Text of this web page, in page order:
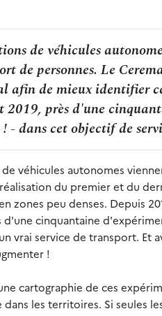
de véhicules
de personnes. Le
afin de mieux identifier
près d'une
- dans cet objectif de
véhicules autonomes
du premier et du
zones peu denses. Depuis
d'une cinquantaine
vrai service de transport. Et
!
cartographie de ces
les territoires. Si seules